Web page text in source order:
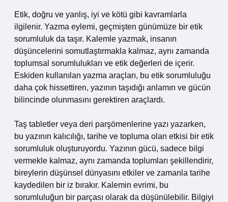
Etik, doğru ve yanlış, iyi ve kötü gibi kavramlarla
ilgilenir. Yazma eylemi, geçmişten günümüze bir etik
sorumluluk da taşır. Kalemle yazmak, insanın
düşüncelerini somutlaştırmakla kalmaz, aynı zamanda
toplumsal sorumlulukları ve etik değerleri de içerir.
Eskiden kullanılan yazma araçları, bu etik sorumluluğu
daha çok hissettiren, yazının taşıdığı anlamın ve gücün
bilincinde olunmasını gerektiren araçlardı.
Taş tabletler veya deri parşömenlerine yazı yazarken,
bu yazının kalıcılığı, tarihe ve topluma olan etkisi bir etik
sorumluluk oluşturuyordu. Yazının gücü, sadece bilgi
vermekle kalmaz, aynı zamanda toplumları şekillendirir,
bireylerin düşünsel dünyasını etkiler ve zamanla tarihe
kaydedilen bir iz bırakır. Kalemin evrimi, bu
sorumluluğun bir parçası olarak da düşünülebilir. Bilgiyi